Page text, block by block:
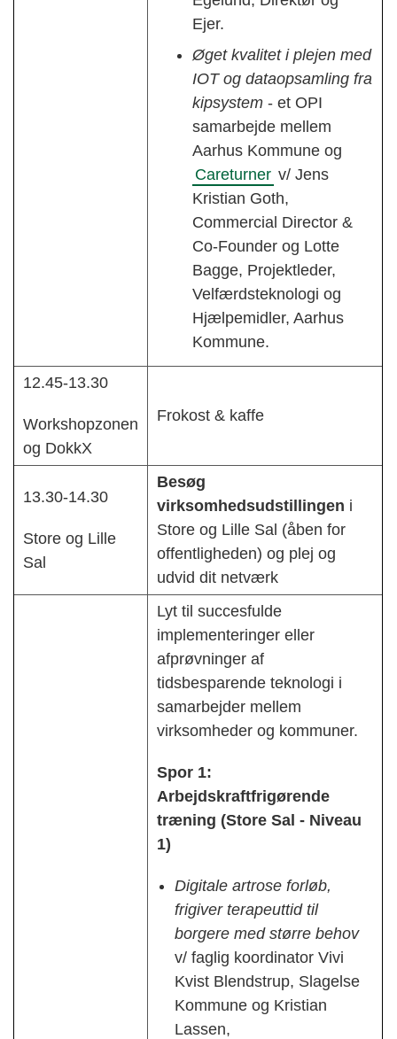
Ejer.
Øget kvalitet i plejen med
IOT og dataopsamling fra
kipsystem - et OPI
samarbejde mellem
Aarhus Kommune og
Careturner v/ Jens
Kristian Goth,
Commercial Director &
Co-Founder og Lotte
Bagge, Projektleder,
Velfærdsteknologi og
Hjælpemidler, Aarhus
Kommune.
12.45-13.30
Workshopzonen
og DokkX
Frokost & kaffe
13.30-14.30
Store og Lille
Sal
Besøg
virksomhedsudstillingen i
Store og Lille Sal (åben for
offentligheden) og plej og
udvid dit netværk
Lyt til succesfulde
implementeringer eller
afprøvninger af
tidsbesparende teknologi i
samarbejder mellem
virksomheder og kommuner.
Spor 1:
Arbejdskraftfrigørende
træning (Store Sal - Niveau
1)
Digitale artrose forløb,
frigiver terapeuttid til
borgere med større behov
v/ faglig koordinator Vivi
Kvist Blendstrup, Slagelse
Kommune og Kristian
Lassen,